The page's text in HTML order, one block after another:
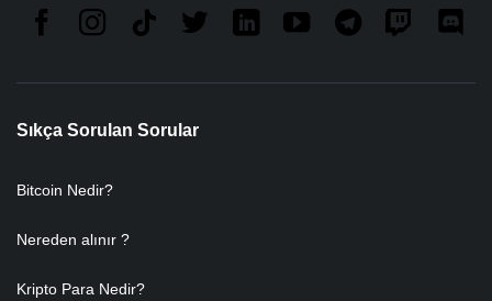
Sıkça Sorulan Sorular
Bitcoin Nedir?
Nereden alınır ?
Kripto Para Nedir?